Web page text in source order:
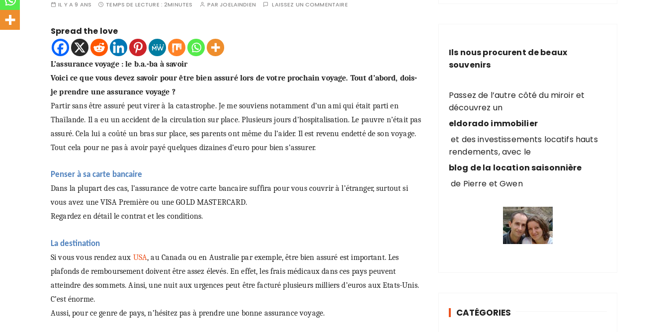
IL Y A 9 ANS TEMPS DE LECTURE :2MINUTES PAR JOELAINDIEN LAISSEZ UN COMMENTAIRE
Spread the love
L’assurance voyage : le b.a.-ba à savoir
Voici ce que vous devez savoir pour être bien assuré lors de votre prochain voyage. Tout d’abord, dois-
je prendre une assurance voyage ?
Partir sans être assuré peut virer à la catastrophe. Je me souviens notamment d’un ami qui était parti en
Thaïlande. Il a eu un accident de la circulation sur place. Plusieurs jours d’hospitalisation. Le pauvre n’était pas
assuré. Cela lui a coûté un bras sur place, ses parents ont même du l’aider. Il est revenu endetté de son voyage.
Tout cela pour ne pas à avoir payé quelques dizaines d’euro pour bien s’assurer.
Penser à sa carte bancaire
Dans la plupart des cas, l’assurance de votre carte bancaire suffira pour vous couvrir à l’étranger, surtout si
vous avez une VISA Première ou une GOLD MASTERCARD.
Regardez en détail le contrat et les conditions.
La destination
Si vous vous rendez aux USA, au Canada ou en Australie par exemple, être bien assuré est important. Les
plafonds de remboursement doivent être assez élevés. En effet, les frais médicaux dans ces pays peuvent
atteindre des sommets. Ainsi, une nuit aux urgences peut être facturé plusieurs milliers d’euros aux Etats-Unis.
C’est énorme.
Aussi, pour ce genre de pays, n’hésitez pas à prendre une bonne assurance voyage.
h
e
o
u
r
Ils nous procurent de beaux
souvenirs
Passez de l’autre côté du miroir et
découvrez un
eldorado immobilier
et des investissements locatifs hauts
rendements, avec le
blog de la location saisonnière
de Pierre et Gwen
CATÉGORIES